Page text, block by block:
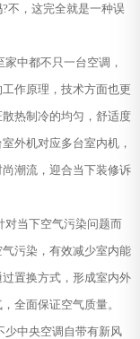
不，这完全就是一种误
中都不只一台空调，
作原理，技术方面也更
热制冷的均匀，舒适度
外机对应多台室内机，
潮流，迎合当下装修诉
对当下空气污染问题而
污染，有效减少室内能
置换方式，形成室内外
全面保证空气质量。
少中央空调自带有新风